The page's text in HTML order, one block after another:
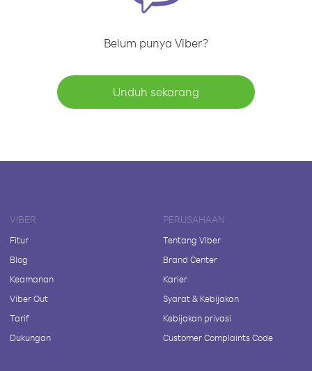
Belum punya Viber?
Unduh sekarang
VIBER
Fitur
Blog
Keamanan
Viber Out
Tarif
Dukungan
PERUSAHAAN
Tentang Viber
Brand Center
Karier
Syarat & Kebijakan
Kebijakan privasi
Customer Complaints Code